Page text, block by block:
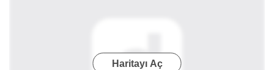
Haritayı Aç